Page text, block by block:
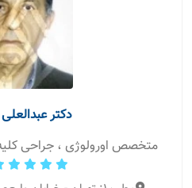
دکتر
متخصص اورولوژی ، جراحی